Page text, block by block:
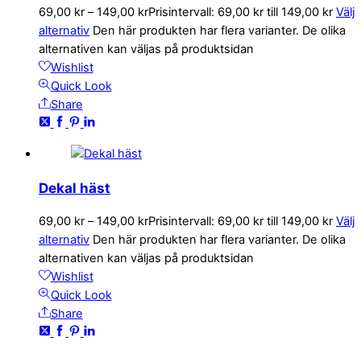
69,00 kr – 149,00 krPrisintervall: 69,00 kr till 149,00 kr Välj
alternativ Den här produkten har flera varianter. De olika
alternativen kan väljas på produktsidan
Wishlist
Quick Look
Share
Dekal häst
69,00 kr – 149,00 krPrisintervall: 69,00 kr till 149,00 kr Välj
alternativ Den här produkten har flera varianter. De olika
alternativen kan väljas på produktsidan
Wishlist
Quick Look
Share